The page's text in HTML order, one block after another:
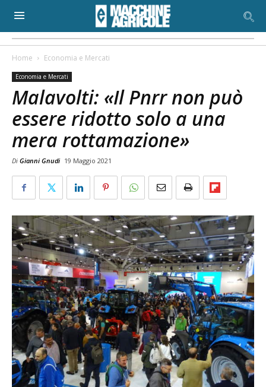
Home Economia e Mercati
Economia e Mercati
Malavolti: «Il Pnrr non può
essere ridotto solo a una
mera rottamazione»
Di Gianni Gnudi 19 Maggio 2021